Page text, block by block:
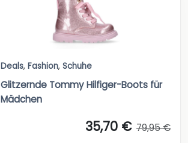
Deals, Fashion, Schuhe
Glitzernde Tommy Hilfiger-Boots für
Mädchen
35,70 € 79,95 €